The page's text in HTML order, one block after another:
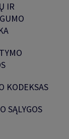
IR
KODEKSAS
SĄLYGOS